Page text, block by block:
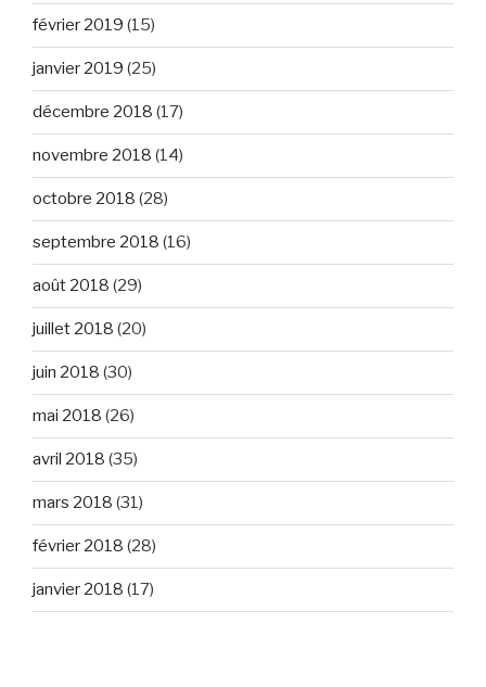
février 2019 (15)
janvier 2019 (25)
décembre 2018 (17)
novembre 2018 (14)
octobre 2018 (28)
septembre 2018 (16)
août 2018 (29)
juillet 2018 (20)
juin 2018 (30)
mai 2018 (26)
avril 2018 (35)
mars 2018 (31)
février 2018 (28)
janvier 2018 (17)